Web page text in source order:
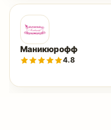
Маникюрофф
4.8